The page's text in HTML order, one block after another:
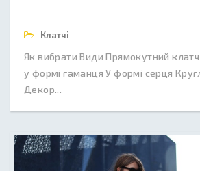
Клатчі
Як вибрати Види Прямокутний клатч
у формі гаманця У формі серця
Декор...